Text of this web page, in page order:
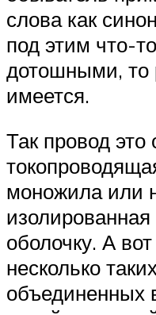
слова как
под этим что-
дотошными, то
имеется.
Так провод это
моножила или
изолированная
оболочку. А
несколько
объединенных